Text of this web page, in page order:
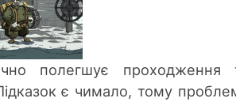
полегшує проходження
є чимало, тому